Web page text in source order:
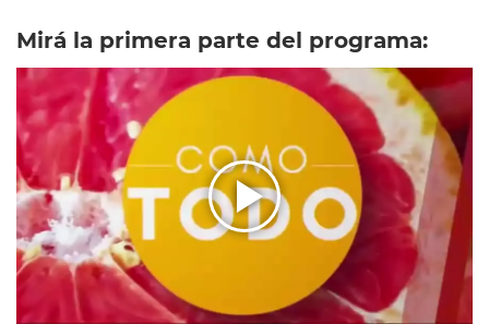
Mirá la primera parte del programa: